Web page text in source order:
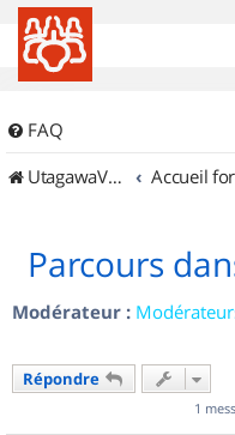
FAQ
UtagawaVTT (Randos VTT et VTTAE avec traces GPS)
Accueil
Parcours
Modérateur :
Répondre
1